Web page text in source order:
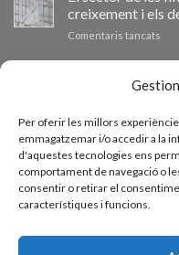
Per oferir les millors
emmagatzemar i/o accedir a la
d'aquestes tecnologies ens
comportament de navegació o
consentir o retirar el
característiques i funcions.
los
las
la
para
en
de
las
con
creixement i els
Comentaris tancats
de
en
en
y
los
PRESSUPOST A MIDA
Si necessiteu finestres
pressupost a mida des
pressupost.